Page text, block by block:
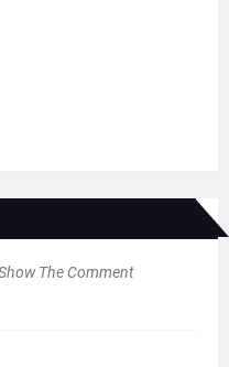
The Comment